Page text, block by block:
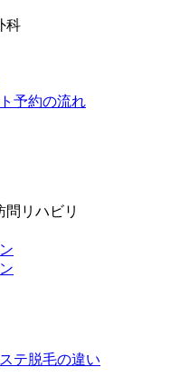
科
予約の流れ
リハビリ
テ脱毛の違い